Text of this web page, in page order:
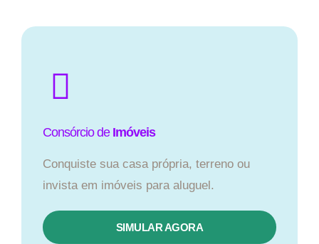
Consórcio de Imóveis
Conquiste sua casa própria, terreno ou
invista em imóveis para aluguel.
SIMULAR AGORA​